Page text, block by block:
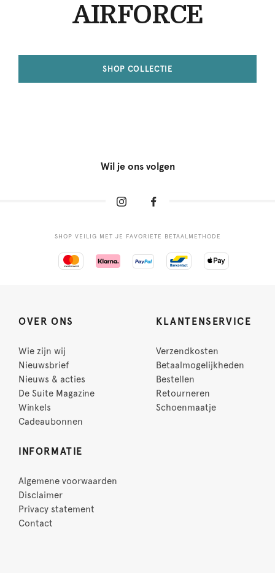
AIRFORCE
SHOP COLLECTIE
Wil je ons volgen
SHOP VEILIG MET JE FAVORIETE BETAALMETHODE
OVER ONS
Wie zijn wij
Nieuwsbrief
Nieuws & acties
De Suite Magazine
Winkels
Cadeaubonnen
KLANTENSERVICE
Verzendkosten
Betaalmogelijkheden
Bestellen
Retourneren
Schoenmaatje
INFORMATIE
Algemene voorwaarden
Disclaimer
Privacy statement
Contact